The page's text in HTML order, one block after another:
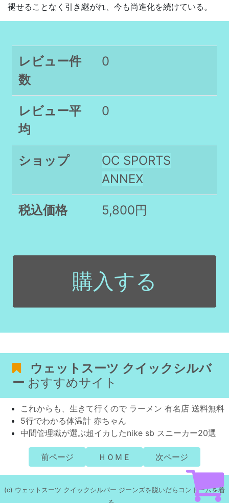
褪せることなく引き継がれ、今も尚進化を続けている。
レビュー件
数
0
レビュー平
均
0
ショップ
OC SPORTS
ANNEX
税込価格 5,800円
購入する
ウェットスーツ クイックシルバ
ー おすすめサイト
これからも、生きて行くので ラーメン 有名店 送料無料
5行でわかる体温計 赤ちゃん
中間管理職が選ぶ超イカしたnike sb スニーカー20選
前ページ ＨＯＭＥ 次ページ
(c) ウェットスーツ クイックシルバー ジーンズを脱いだらコンドームを着